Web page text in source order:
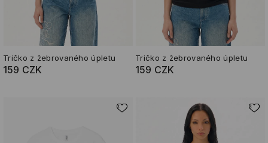
Tričko z žebrovaného úpletu
159 CZK
Tričko z žebrovaného úpletu
159 CZK